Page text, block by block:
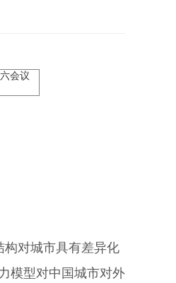
会议
对城市具有差异化
模型对中国城市对外